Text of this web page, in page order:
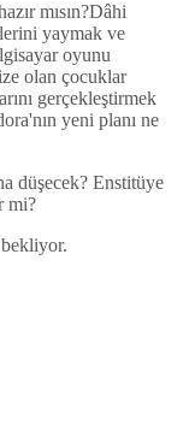
mısın?Dâhi
yaymak ve
oyunu
olan çocuklar
gerçekleştirmek
yeni planı ne
düşecek? Enstitüye
mi?